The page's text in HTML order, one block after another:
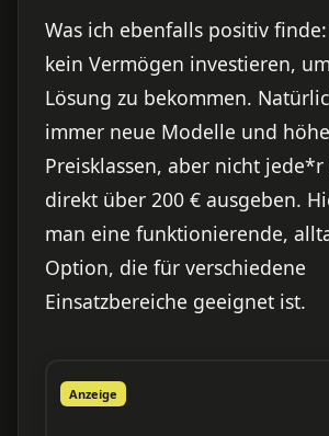
Was ich ebenfalls positiv
kein Vermögen investieren,
Lösung zu bekommen.
immer neue Modelle und
Preisklassen, aber nicht jede*r
direkt über 200 € ausgeben.
man eine funktionierende,
Option, die für verschiedene
Einsatzbereiche geeignet ist.
Anzeige